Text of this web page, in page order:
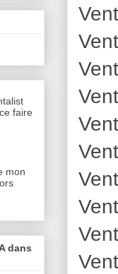
faire
mon
dans